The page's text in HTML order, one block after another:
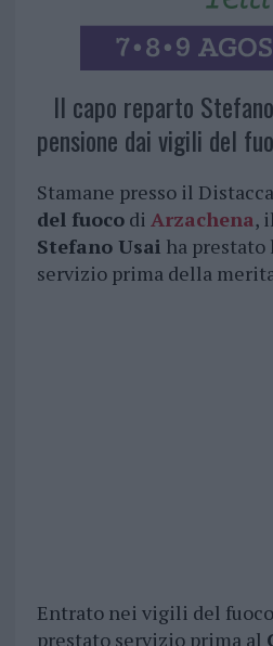
Il capo reparto
pensione dai vigili del
Stamane presso il
del fuocodi Arzachena,
Stefano Usai ha
servizio prima della
Entrato nei vigili del
prestato servizio prima al